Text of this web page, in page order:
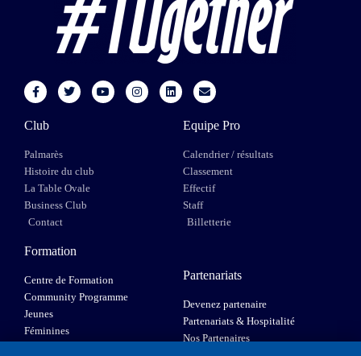
Club
Palmarès
Histoire du club
La Table Ovale
Business Club
Contact
Equipe Pro
Calendrier / résultats
Classement
Effectif
Staff
Billetterie
Formation
Centre de Formation
Community Programme
Jeunes
Féminines
Partenariats
Devenez partenaire
Partenariats & Hospitalité
Nos Partenaires